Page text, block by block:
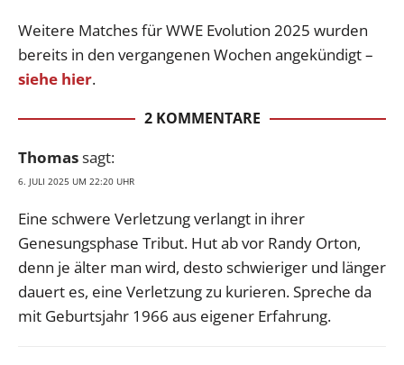
Weitere Matches für WWE Evolution 2025 wurden
bereits in den vergangenen Wochen angekündigt –
siehe hier.
2 KOMMENTARE
Thomassagt:
6. JULI 2025 UM 22:20 UHR
Eine schwere Verletzung verlangt in ihrer
Genesungsphase Tribut. Hut ab vor Randy Orton,
denn je älter man wird, desto schwieriger und länger
dauert es, eine Verletzung zu kurieren. Spreche da
mit Geburtsjahr 1966 aus eigener Erfahrung.